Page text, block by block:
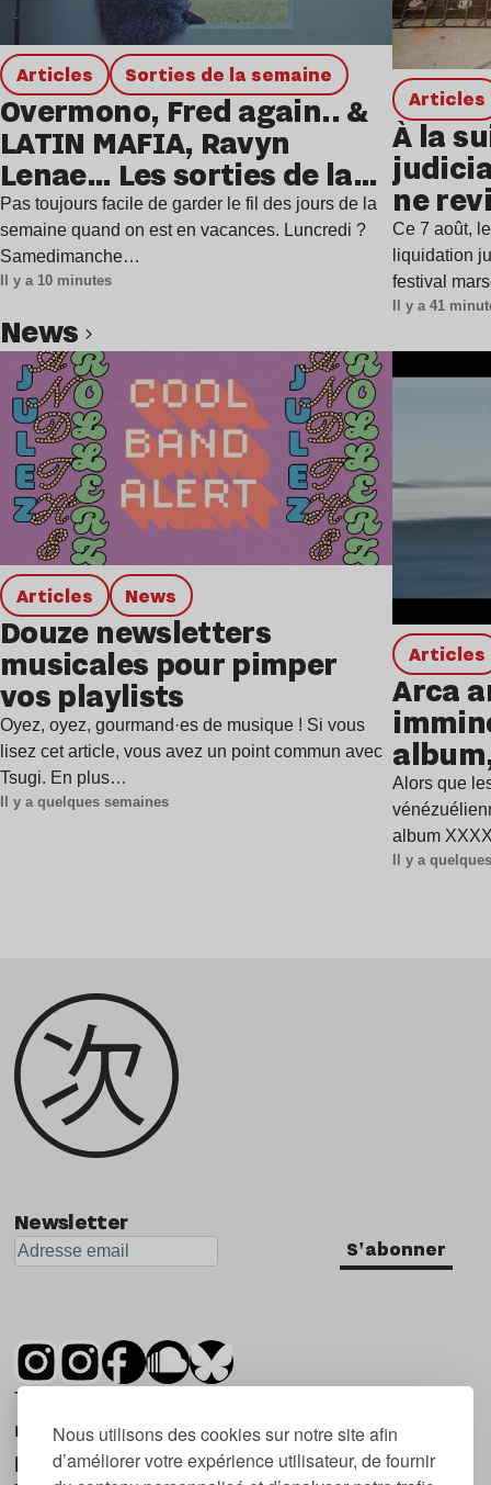
Nous utilisons des cookies sur notre site afin
d’améliorer votre expérience utilisateur, de fournir
Articles Sorties de la semaine
Overmono, Fred again.. &
LATIN MAFIA, Ravyn
Lenae… Les sorties de la
semaine
Pas toujours facile de garder le fil des jours de la
semaine quand on est en vacances. Luncredi ?
Samedimanche…
Il y a 10 minutes
Articles
À la
ne
Ce 7 août,
liquidation
festival
Il y a 41
news
Articles news
Douze newsletters
musicales pour pimper
vos playlists
Oyez, oyez, gourmand·es de musique ! Si vous
lisez cet article, vous avez un point commun avec
Tsugi. En plus…
Il y a quelques semaines
Articles
Arca
Alors que
album
Il y a
Lire l’article
Newsletter
S'abonner
Tsugi est un mensuel indépendant sur la
musique et les nouvelles tendances, dont la
première parution date de 2007.